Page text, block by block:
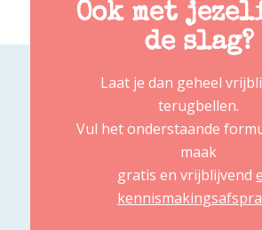
Ook met
de slag?
Laat je dan geheel
terugbellen.
Vul het onderstaande
maak
gratis en vrijblijvend